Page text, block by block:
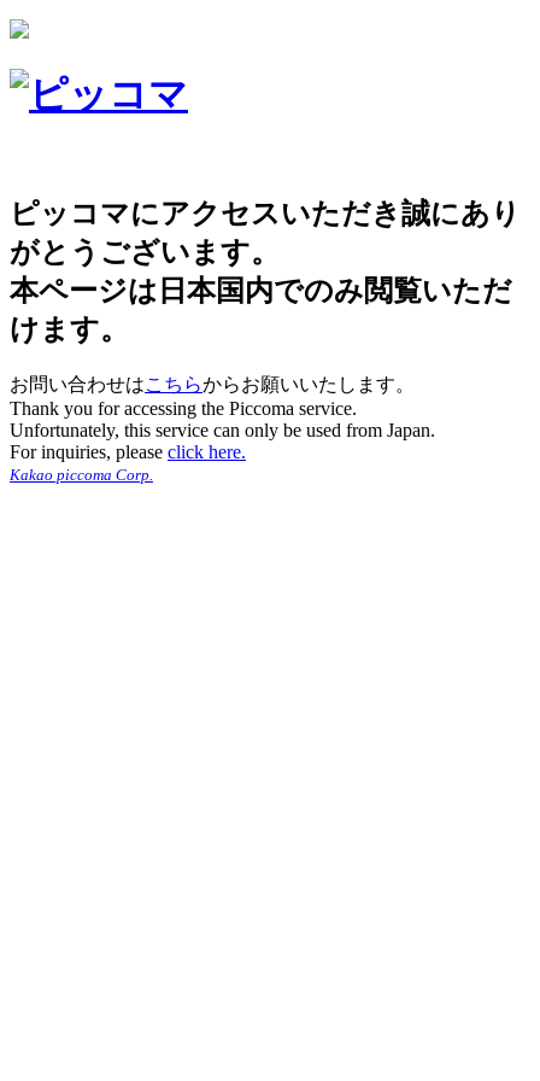
ピッコマにアクセスいただき誠にあり
がとうございます。
本ページは日本国内でのみ閲覧いただ
けます。
お問い合わせはこちらからお願いいたします。
Thank you for accessing the Piccoma service.
Unfortunately, this service can only be used from Japan.
For inquiries, please click here.
Kakao piccoma Corp.